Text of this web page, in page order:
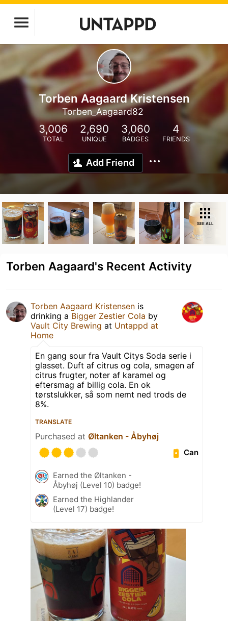
Torben Aagaard Kristensen
Torben_Aagaard82
3,006
TOTAL
2,690
UNIQUE
3,060
BADGES
4
FRIENDS
Add Friend
SEE ALL
Torben Aagaard's Recent Activity
Torben Aagaard Kristensen is
drinking a Bigger Zestier Cola by
Vault City Brewing at Untappd at
Home
En gang sour fra Vault Citys Soda serie i
glasset. Duft af citrus og cola, smagen af
citrus frugter, noter af karamel og
eftersmag af billig cola. En ok
tørstslukker, så som nemt ned trods de
8%.
TRANSLATE
Purchased at Øltanken - Åbyhøj
Can
Earned the Øltanken -
Åbyhøj (Level 10) badge!
Earned the Highlander
(Level 17) badge!